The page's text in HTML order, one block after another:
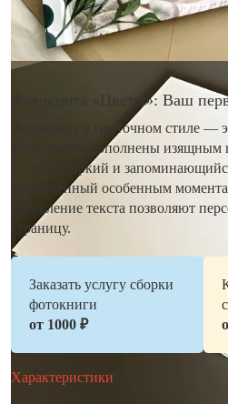
Фотокнига «Цветы»: Ваш
Фотокнига в цветочном стиле —
фотографии дополнены изящным
Создайте яркий и
посвященный особенным
добавление текста позволяют
страницу.
Заказать услугу сборки
фотокниги
от 1000 ₽
Характеристики